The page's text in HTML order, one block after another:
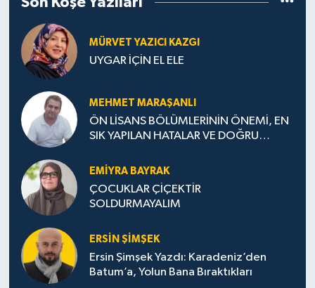
MÜRVET YAZICI KAZGI
UYGAR İÇİN EL ELE
MEHMET MARAŞANLI
ÖN LİSANS BÖLÜMLERİNİN ÖNEMİ, EN
SIK YAPILAN HATALAR VE DOĞRU
EMIYRA BAYRAK
ÇOCUKLAR ÇİÇEKTİR
SOLDURMAYALIM
ERSIN ŞIMŞEK
Ersin Şimşek Yazdı: Karadeniz’den
Batum’a, Yolun Bana Bıraktıkları